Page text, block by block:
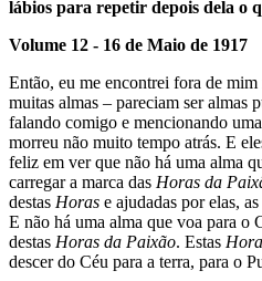
lábios para repetir depois dela o
Volume 12 - 16 de Maio de 1917
Então, eu me encontrei fora de
muitas almas – pareciam ser almas
falando comigo e mencionando
morreu não muito tempo atrás. E
feliz em ver que não há uma alma
carregar a marca das Horas da
destas Horas e ajudadas por elas,
E não há uma alma que voa para o
destas Horas da Paixão. Estas
descer do Céu para a terra, para o